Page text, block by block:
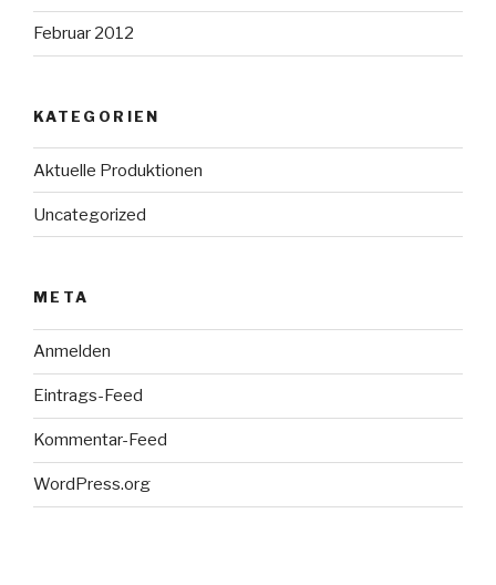
Februar 2012
KATEGORIEN
Aktuelle Produktionen
Uncategorized
META
Anmelden
Eintrags-Feed
Kommentar-Feed
WordPress.org